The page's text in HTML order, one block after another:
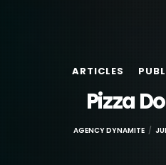
ARTICLES
Pizza
AGENCY DYNAMITE